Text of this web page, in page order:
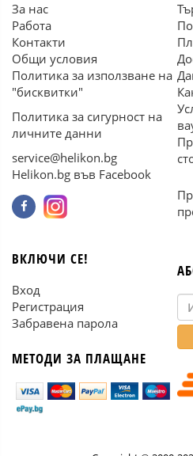
За нас
Работа
Контакти
Общи условия
Политика за използване на
"бисквитки"
Политика за сигурност на
личните данни
service@helikon.bg
Helikon.bg във Facebook
ВКЛЮЧИ СЕ!
Вход
Регистрация
Забравена парола
МЕТОДИ ЗА ПЛАЩАНЕ